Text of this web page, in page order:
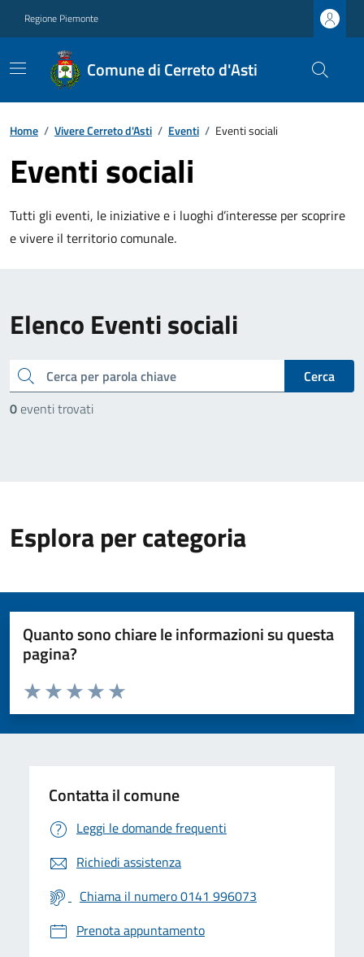
Regione Piemonte
Comune di Cerreto d'Asti
Home / Vivere Cerreto d'Asti / Eventi / Eventi sociali
Eventi sociali
Tutti gli eventi, le iniziative e i luoghi d’interesse per scoprire
e vivere il territorio comunale.
Elenco Eventi sociali
cerca
Cerca
0eventi trovati
Esplora per categoria
Quanto sono chiare le informazioni su questa
pagina?
Valuta da 1 a 5 stelle la pagina
Valuta 5 stelle su 5
Valuta 4 stelle su 5
Valuta 3 stelle su 5
Valuta 2 stelle su 5
Valuta 1 stelle su 5
Contatta il comune
Leggi le domande frequenti
Richiedi assistenza
Chiama il numero 0141 996073
Prenota appuntamento